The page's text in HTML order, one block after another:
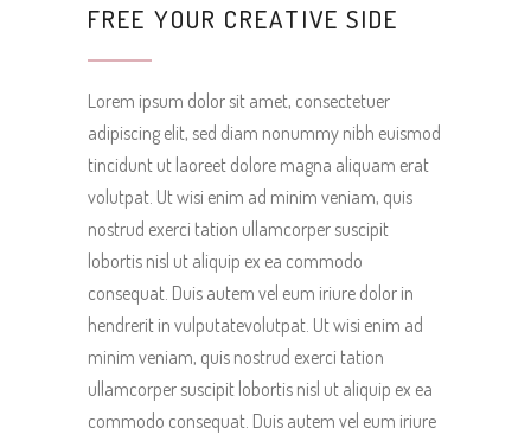
FREE YOUR CREATIVE SIDE
Lorem ipsum dolor sit amet, consectetuer
adipiscing elit, sed diam nonummy nibh euismod
tincidunt ut laoreet dolore magna aliquam erat
volutpat. Ut wisi enim ad minim veniam, quis
nostrud exerci tation ullamcorper suscipit
lobortis nisl ut aliquip ex ea commodo
consequat. Duis autem vel eum iriure dolor in
hendrerit in vulputatevolutpat. Ut wisi enim ad
minim veniam, quis nostrud exerci tation
ullamcorper suscipit lobortis nisl ut aliquip ex ea
commodo consequat. Duis autem vel eum iriure